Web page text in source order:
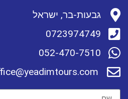
גבעות-בר, ישראל
0723974749
052-470-7510